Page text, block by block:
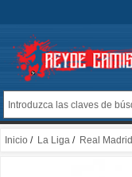
Inicio / La Liga / Real Madrid